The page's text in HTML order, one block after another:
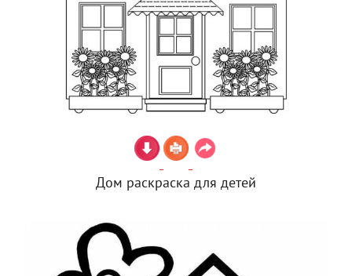
Дом раскраска для детей